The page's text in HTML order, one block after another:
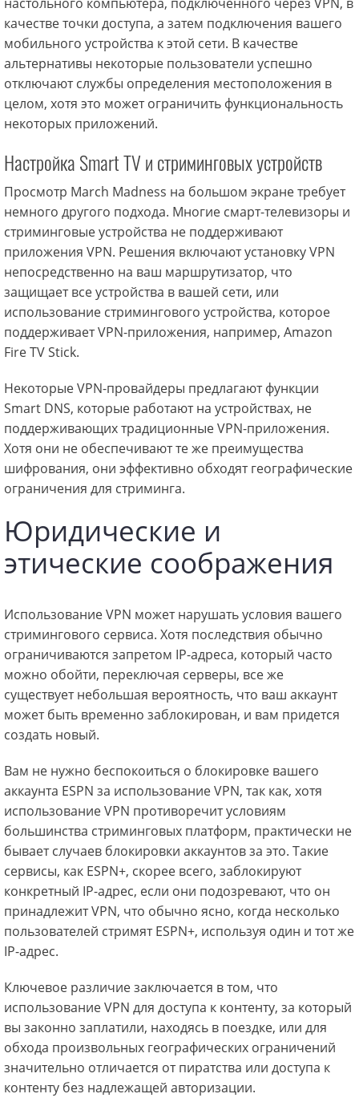
качестве точки доступа, а затем подключения вашего
мобильного устройства к этой сети. В качестве
альтернативы некоторые пользователи успешно
отключают службы определения местоположения в
целом, хотя это может ограничить функциональность
некоторых приложений.
Настройка Smart TV и стриминговых устройств
Просмотр March Madness на большом экране требует
немного другого подхода. Многие смарт-телевизоры и
стриминговые устройства не поддерживают
приложения VPN. Решения включают установку VPN
непосредственно на ваш маршрутизатор, что
защищает все устройства в вашей сети, или
использование стримингового устройства, которое
поддерживает VPN-приложения, например, Amazon
Fire TV Stick.
Некоторые VPN-провайдеры предлагают функции
Smart DNS, которые работают на устройствах, не
поддерживающих традиционные VPN-приложения.
Хотя они не обеспечивают те же преимущества
шифрования, они эффективно обходят географические
ограничения для стриминга.
Юридические и
этические соображения
Использование VPN может нарушать условия вашего
стримингового сервиса. Хотя последствия обычно
ограничиваются запретом IP-адреса, который часто
можно обойти, переключая серверы, все же
существует небольшая вероятность, что ваш аккаунт
может быть временно заблокирован, и вам придется
создать новый.
Вам не нужно беспокоиться о блокировке вашего
аккаунта ESPN за использование VPN, так как, хотя
использование VPN противоречит условиям
большинства стриминговых платформ, практически не
бывает случаев блокировки аккаунтов за это. Такие
сервисы, как ESPN+, скорее всего, заблокируют
конкретный IP-адрес, если они подозревают, что он
принадлежит VPN, что обычно ясно, когда несколько
пользователей стримят ESPN+, используя один и тот же
IP-адрес.
Ключевое различие заключается в том, что
использование VPN для доступа к контенту, за который
вы законно заплатили, находясь в поездке, или для
обхода произвольных географических ограничений
значительно отличается от пиратства или доступа к
контенту без надлежащей авторизации.